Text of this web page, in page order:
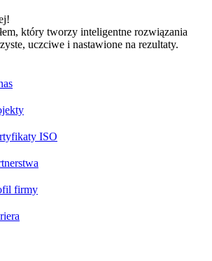
który tworzy inteligentne rozwiązania
uczciwe i nastawione na rezultaty.
ISO
firmy